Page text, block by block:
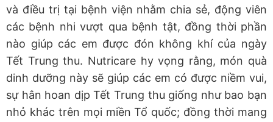
và điều trị tại bệnh viện nhằm chia sẻ, động viên
các bệnh nhi vượt qua bệnh tật, đồng thời phần
nào giúp các em được đón không khí của ngày
Tết Trung thu. Nutricare hy vọng rằng, món quà
dinh dưỡng này sẽ giúp các em có được niềm vui,
sự hân hoan dịp Tết Trung thu giống như bao bạn
nhỏ khác trên mọi miền Tổ quốc; đồng thời mang